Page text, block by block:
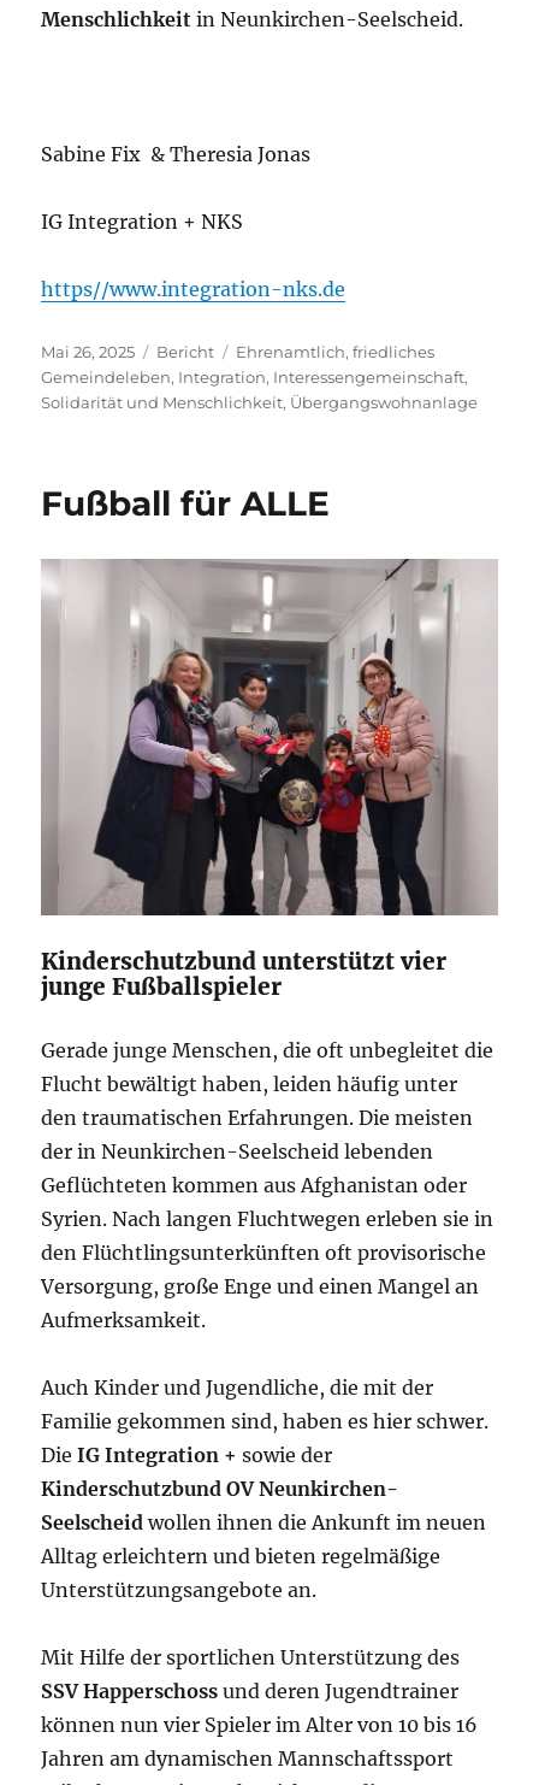
Menschlichkeit in Neunkirchen-Seelscheid.
Sabine Fix & Theresia Jonas
IG Integration + NKS
https//www.integration-nks.de
Veröffentlicht
am
Mai 26, 2025 Kategorien
Bericht Schlagwörter
Ehrenamtlich,friedliches
Gemeindeleben, Integration, Interessengemeinschaft,
Solidarität und Menschlichkeit, Übergangswohnanlage
Fußball für ALLE
Kinderschutzbund unterstützt vier
junge Fußballspieler
Gerade junge Menschen, die oft unbegleitet die
Flucht bewältigt haben, leiden häufig unter
den traumatischen Erfahrungen. Die meisten
der in Neunkirchen-Seelscheid lebenden
Geflüchteten kommen aus Afghanistan oder
Syrien. Nach langen Fluchtwegen erleben sie in
den Flüchtlingsunterkünften oft provisorische
Versorgung, große Enge und einen Mangel an
Aufmerksamkeit.
Auch Kinder und Jugendliche, die mit der
Familie gekommen sind, haben es hier schwer.
DieIG Integration + sowie der
Kinderschutzbund OV Neunkirchen-
Seelscheid wollen ihnen die Ankunft im neuen
Alltag erleichtern und bieten regelmäßige
Unterstützungsangebote an.
Mit Hilfe der sportlichen Unterstützung des
SSV Happerschoss und deren Jugendtrainer
können nun vier Spieler im Alter von 10 bis 16
Jahren am dynamischen Mannschaftssport